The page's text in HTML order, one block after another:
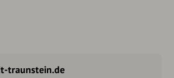
traunstein.de